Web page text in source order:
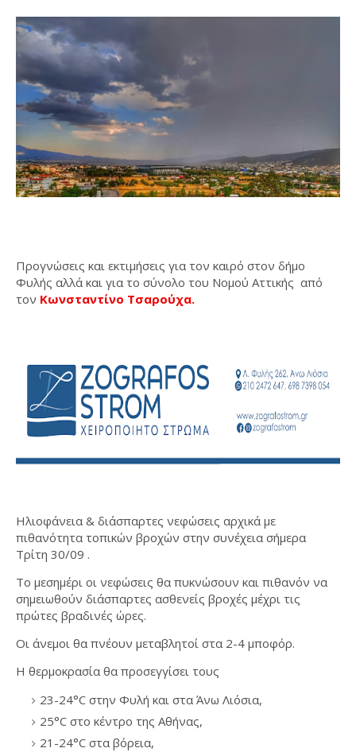
Προγνώσεις και εκτιμήσεις για τον καιρό στον δήμο
Φυλής αλλά και για το σύνολο του Νομού Αττικής από
τον Κωνσταντίνο Τσαρούχα.
Ηλιοφάνεια & διάσπαρτες νεφώσεις αρχικά με
πιθανότητα τοπικών βροχών στην συνέχεια σήμερα
Τρίτη 30/09 .
Το μεσημέρι οι νεφώσεις θα πυκνώσουν και πιθανόν να
σημειωθούν διάσπαρτες ασθενείς βροχές μέχρι τις
πρώτες βραδινές ώρες.
Οι άνεμοι θα πνέουν μεταβλητοί στα 2-4 μποφόρ.
Η θερμοκρασία θα προσεγγίσει τους
23-24°C στην Φυλή και στα Άνω Λιόσια,
25°C στο κέντρο της Αθήνας,
21-24°C στα βόρεια,